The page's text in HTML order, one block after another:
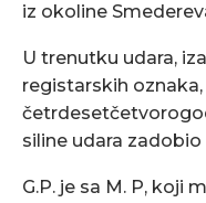
iz okoline
U trenutku udara,
registarskih
siline udara
G.P. je sa M. P, koji